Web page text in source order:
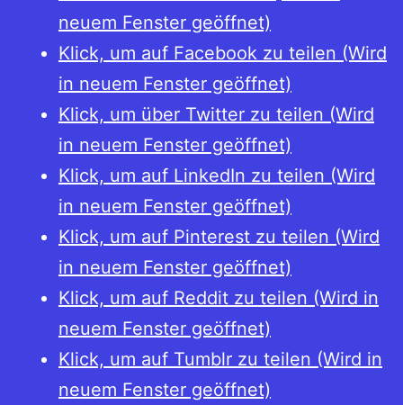
neuem Fenster geöffnet)
Klick, um auf Facebook zu teilen (Wird
in neuem Fenster geöffnet)
Klick, um über Twitter zu teilen (Wird
in neuem Fenster geöffnet)
Klick, um auf LinkedIn zu teilen (Wird
in neuem Fenster geöffnet)
Klick, um auf Pinterest zu teilen (Wird
in neuem Fenster geöffnet)
Klick, um auf Reddit zu teilen (Wird in
neuem Fenster geöffnet)
Klick, um auf Tumblr zu teilen (Wird in
neuem Fenster geöffnet)